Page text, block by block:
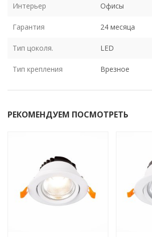
Интерьер Офисы
Гарантия 24 месяца
Тип цоколя. LED
Тип крепления Врезное
РЕКОМЕНДУЕМ ПОСМОТРЕТЬ